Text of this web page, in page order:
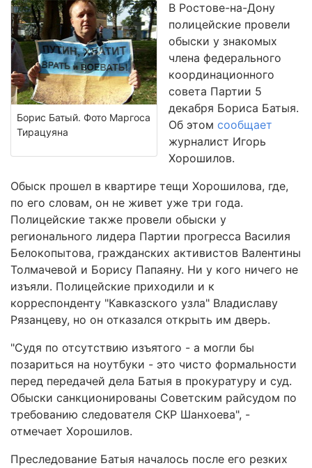
Борис Батый. Фото Маргоса
Тирацуяна
В Ростове-на-Дону
полицейские провели
обыски у знакомых
члена федерального
координационного
совета Партии 5
декабря Бориса Батыя.
Об этом сообщает
журналист Игорь
Хорошилов.
Обыск прошел в квартире тещи Хорошилова, где,
по его словам, он не живет уже три года.
Полицейские также провели обыски у
регионального лидера Партии прогресса Василия
Белокопытова, гражданских активистов Валентины
Толмачевой и Борису Папаяну. Ни у кого ничего не
изъяли. Полицейские приходили и к
корреспонденту "Кавказского узла" Владиславу
Рязанцеву, но он отказался открыть им дверь.
"Судя по отсутствию изъятого - а могли бы
позариться на ноутбуки - это чисто формальности
перед передачей дела Батыя в прокуратуру и суд.
Обыски санкционированы Советским райсудом по
требованию следователя СКР Шанхоева", -
отмечает Хорошилов.
Преследование Батыя началось после его резких